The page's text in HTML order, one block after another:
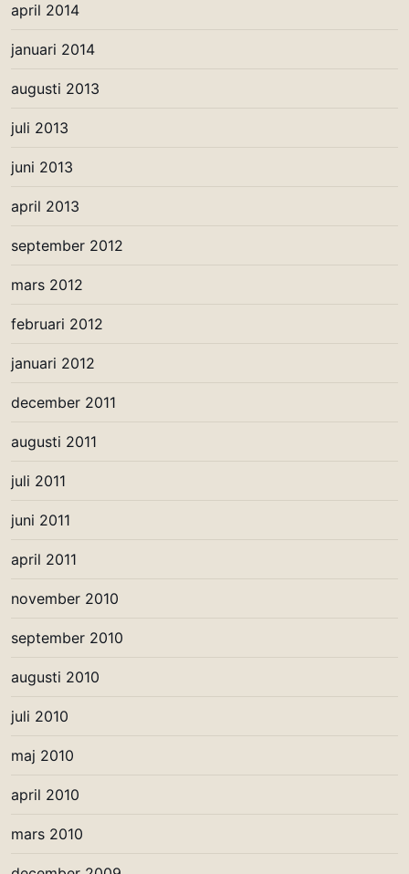
april 2014
januari 2014
augusti 2013
juli 2013
juni 2013
april 2013
september 2012
mars 2012
februari 2012
januari 2012
december 2011
augusti 2011
juli 2011
juni 2011
april 2011
november 2010
september 2010
augusti 2010
juli 2010
maj 2010
april 2010
mars 2010